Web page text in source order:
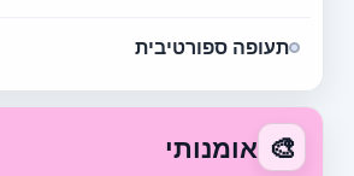
תעופה ספורטיבית
🎨 אומנותי